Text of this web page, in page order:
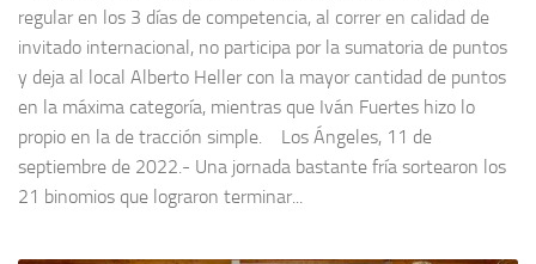
regular en los 3 días de competencia, al correr en calidad de
invitado internacional, no participa por la sumatoria de puntos
y deja al local Alberto Heller con la mayor cantidad de puntos
en la máxima categoría, mientras que Iván Fuertes hizo lo
propio en la de tracción simple. Los Ángeles, 11 de
septiembre de 2022.- Una jornada bastante fría sortearon los
21 binomios que lograron terminar...